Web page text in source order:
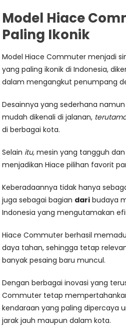
Model Hiace
Paling Ikonik
Model Hiace Commuter menjadi
yang paling ikonik di Indonesia,
dalam mengangkut penumpang
Desainnya yang sederhana
mudah dikenali di jalanan,
di berbagai kota.
Selain itu, mesin yang tangguh
menjadikan Hiace pilihan favorit
Keberadaannya tidak hanya
juga sebagai bagian dari budaya
Indonesia yang mengutamakan
Hiace Commuter berhasil
daya tahan, sehingga tetap
banyak pesaing baru muncul.
Dengan berbagai inovasi yang
Commuter tetap
kendaraan yang paling dipercaya
jarak jauh maupun dalam kota.